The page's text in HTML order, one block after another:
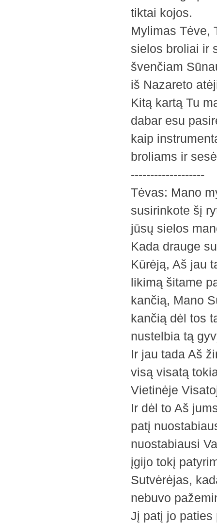
tiktai kojos.
Mylimas Tėve,
sielos broliai ir
švenčiam
iš Nazareto
Kitą kartą Tu
dabar esu
kaip
broliams ir
-------------------
Tėvas: Mano
susirinkote šį
jūsų sielos
Kada drauge
Kūrėją, Aš jau
likimą šitame
kančią, Mano
kančią dėl tos
nustelbia tą
Ir jau tada Aš
visą visatą
Vietinėje
Ir dėl to Aš
patį
nuostabiausi
įgijo tokį
Sutvėrėjas,
nebuvo
Jį patį jo paties